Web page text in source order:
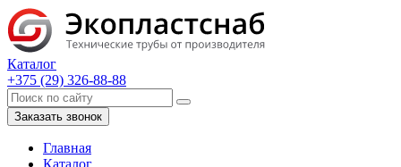
Каталог
+375 (29) 326-88-88
Заказать звонок
Главная
Каталог